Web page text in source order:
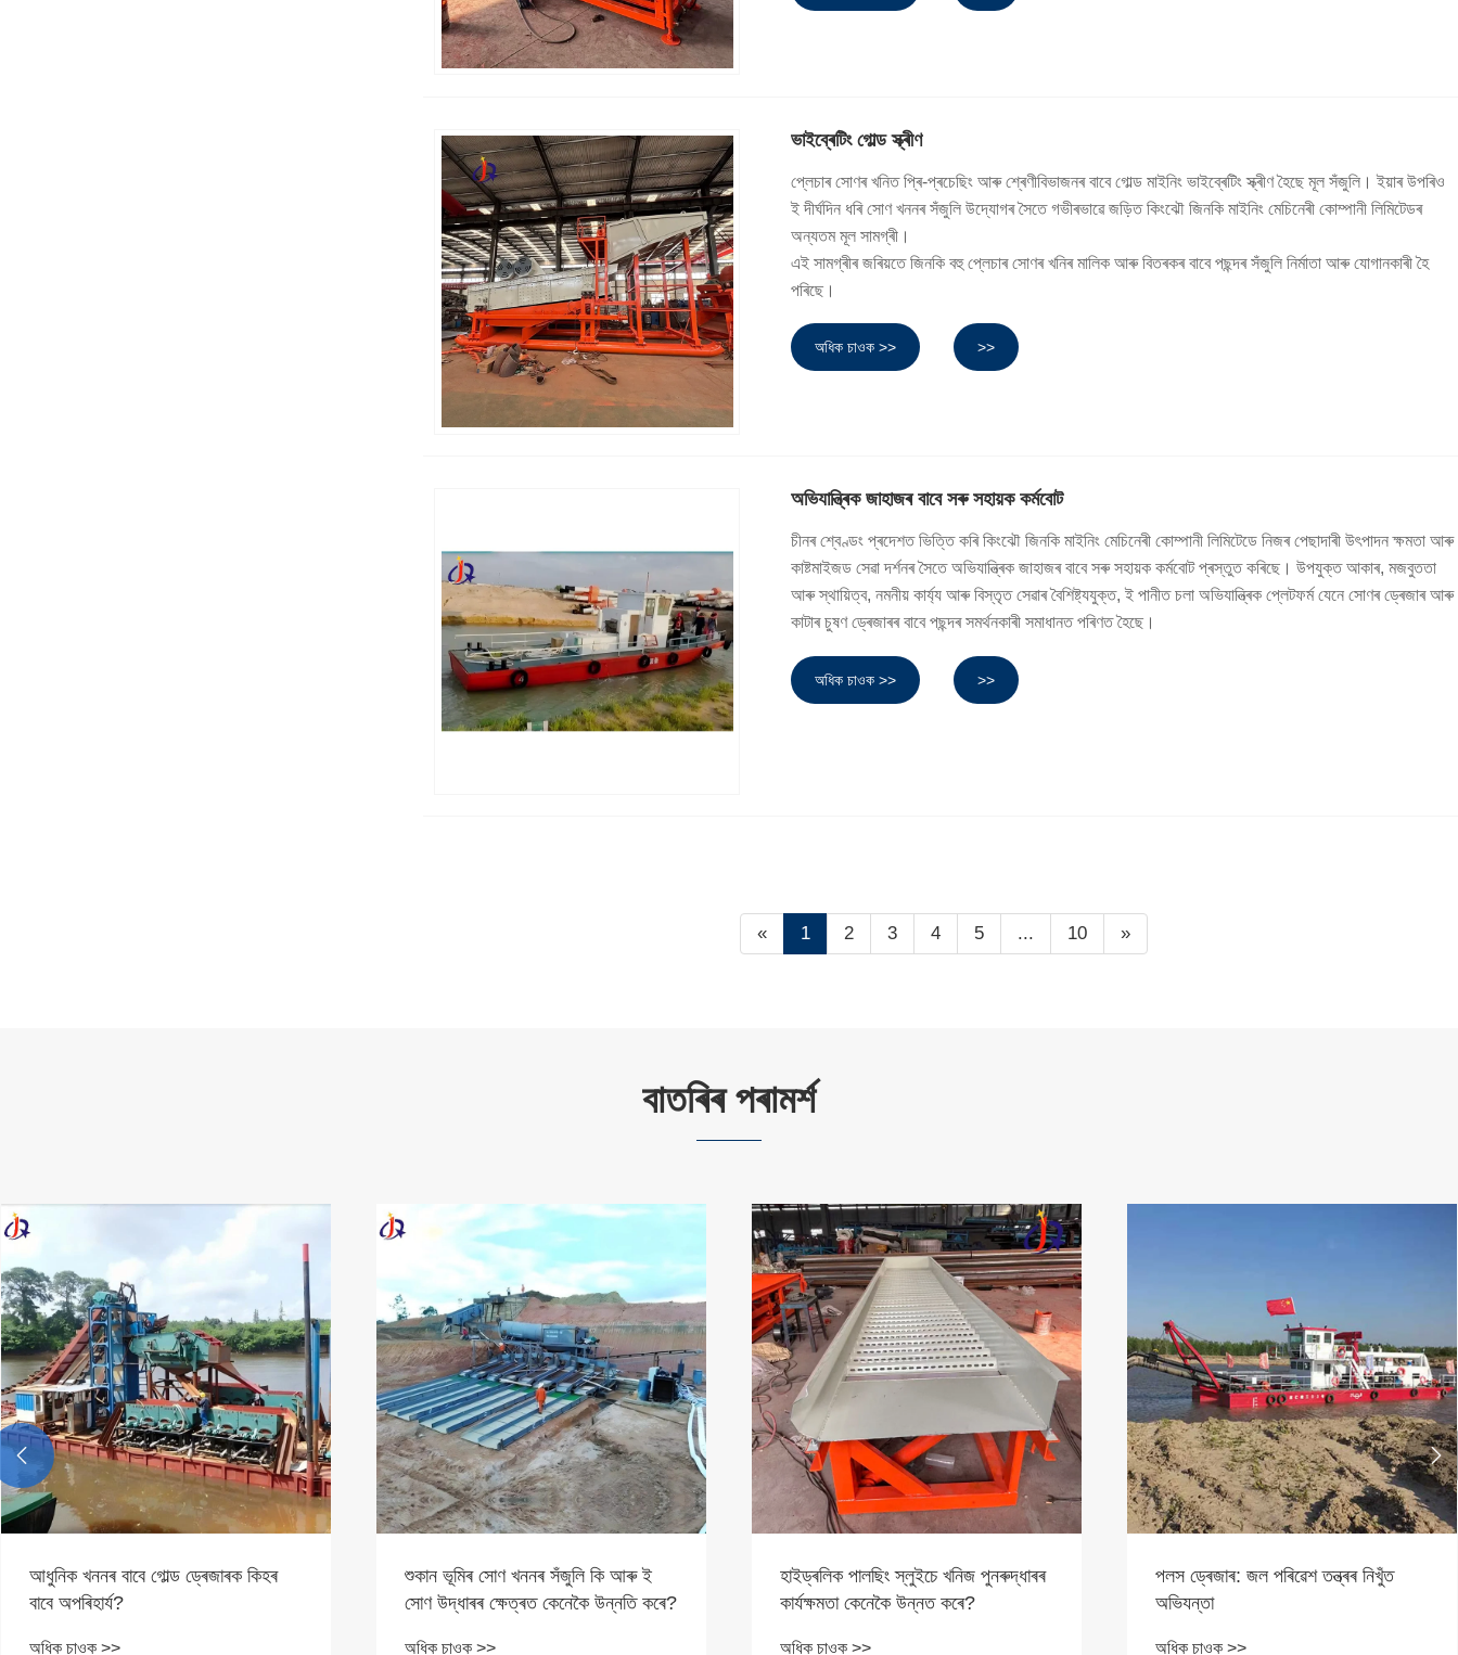
ভাইব্ৰেটিং গোল্ড স্ক্ৰীণ
প্লেচাৰ সোণৰ খনিত প্ৰি-প্ৰচেছিং আৰু শ্ৰেণীবিভাজনৰ বাবে গোল্ড মাইনিং ভাইব্ৰেটিং স্ক্ৰীণ হৈছে মূল সঁজুলি। ইয়াৰ উপৰিও
ই দীৰ্ঘদিন ধৰি সোণ খননৰ সঁজুলি উদ্যোগৰ সৈতে গভীৰভাৱে জড়িত কিংঝৌ জিনকি মাইনিং মেচিনেৰী কোম্পানী লিমিটেডৰ
অন্যতম মূল সামগ্ৰী।
এই সামগ্ৰীৰ জৰিয়তে জিনকি বহু প্লেচাৰ সোণৰ খনিৰ মালিক আৰু বিতৰকৰ বাবে পছন্দৰ সঁজুলি নিৰ্মাতা আৰু যোগানকাৰী হৈ
পৰিছে।
অধিক চাওক >> >>
অভিযান্ত্ৰিক জাহাজৰ বাবে সৰু সহায়ক কৰ্মবোট
চীনৰ শ্বেণ্ডং প্ৰদেশত ভিত্তি কৰি কিংঝৌ জিনকি মাইনিং মেচিনেৰী কোম্পানী লিমিটেডে নিজৰ পেছাদাৰী উৎপাদন ক্ষমতা আৰু
কাষ্টমাইজড সেৱা দৰ্শনৰ সৈতে অভিযান্ত্ৰিক জাহাজৰ বাবে সৰু সহায়ক কৰ্মবোট প্ৰস্তুত কৰিছে। উপযুক্ত আকাৰ, মজবুততা
আৰু স্থায়িত্ব, নমনীয় কাৰ্য্য আৰু বিস্তৃত সেৱাৰ বৈশিষ্ট্যযুক্ত, ই পানীত চলা অভিযান্ত্ৰিক প্লেটফৰ্ম যেনে সোণৰ ড্ৰেজাৰ আৰু
কাটাৰ চুষণ ড্ৰেজাৰৰ বাবে পছন্দৰ সমৰ্থনকাৰী সমাধানত পৰিণত হৈছে।
অধিক চাওক >> >>
« 1 2 3 4 5 ... 10 »
বাতৰিৰ পৰামৰ্শ
আধুনিক খননৰ বাবে গোল্ড ড্ৰেজাৰক কিহৰ
বাবে অপৰিহাৰ্য?
অধিক চাওক >>
শুকান ভূমিৰ সোণ খননৰ সঁজুলি কি আৰু ই
সোণ উদ্ধাৰৰ ক্ষেত্ৰত কেনেকৈ উন্নতি কৰে?
অধিক চাওক >>
হাইড্ৰলিক পালছিং স্লুইচে খনিজ পুনৰুদ্ধাৰৰ
কাৰ্যক্ষমতা কেনেকৈ উন্নত কৰে?
অধিক চাওক >>
পলস ড্ৰেজাৰ: জল পৰিৱেশ তন্ত্ৰৰ নিখুঁত
অভিযন্তা
অধিক চাওক >>
 